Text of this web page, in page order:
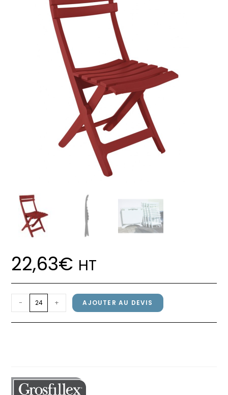
22,63€ HT
quantité
de
Chaise
Rouge
Bossa
- + AJOUTER AU DEVIS